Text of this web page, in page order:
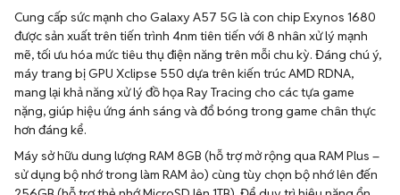
Cung cấp sức mạnh cho Galaxy A57 5G là con chip Exynos 1680
được sản xuất trên tiến trình 4nm tiên tiến với 8 nhân xử lý mạnh
mẽ, tối ưu hóa mức tiêu thụ điện năng trên mỗi chu kỳ. Đáng chú ý,
máy trang bị GPU Xclipse 550 dựa trên kiến trúc AMD RDNA,
mang lại khả năng xử lý đồ họa Ray Tracing cho các tựa game
nặng, giúp hiệu ứng ánh sáng và đổ bóng trong game chân thực
hơn đáng kể.
Máy sở hữu dung lượng RAM 8GB (hỗ trợ mở rộng qua RAM Plus –
sử dụng bộ nhớ trong làm RAM ảo) cùng tùy chọn bộ nhớ lên đến